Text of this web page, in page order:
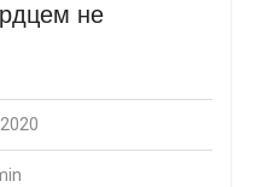
не